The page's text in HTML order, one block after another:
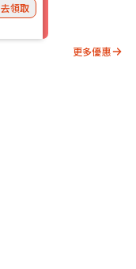
去領取
更多優惠